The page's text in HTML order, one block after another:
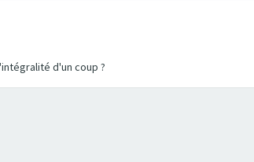
d'un coup ?